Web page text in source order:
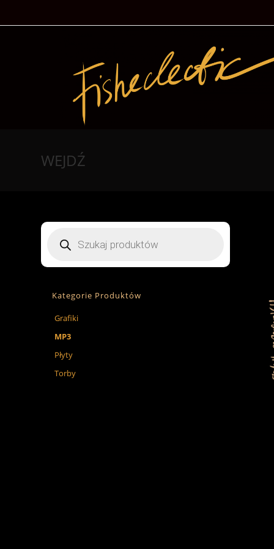
WEJDŹ
Kategorie Produktów
Grafiki
MP3
Płyty
Torby